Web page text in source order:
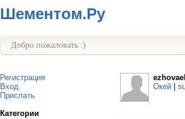
Шементом.Ру
Добро пожаловать :)
Регистрация
Вход
Прислать
Категории
Окей